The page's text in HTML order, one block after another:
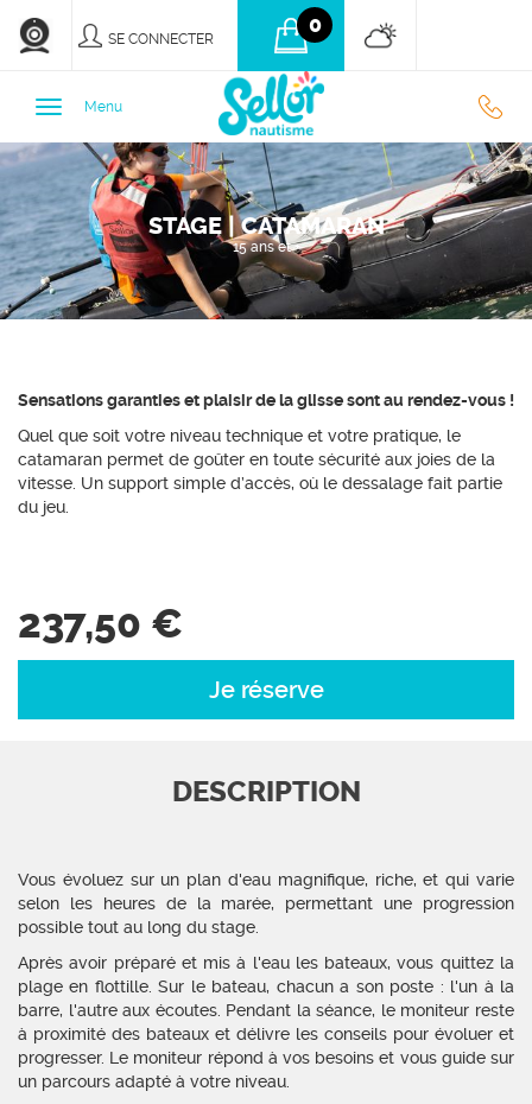
SE CONNECTER
0
Menu
STAGE | CATAMARAN
15 ans et +
Sensations garanties et plaisir de la glisse sont au rendez-vous !
Quel que soit votre niveau technique et votre pratique, le
catamaran permet de goûter en toute sécurité aux joies de la
vitesse. Un support simple d’accès, où le dessalage fait partie
du jeu.
237,50 €
Je réserve
DESCRIPTION
Vous évoluez sur un plan d'eau magnifique, riche, et qui varie
selon les heures de la marée, permettant une progression
possible tout au long du stage.
Après avoir préparé et mis à l'eau les bateaux, vous quittez la
plage en flottille. Sur le bateau, chacun a son poste : l'un à la
barre, l'autre aux écoutes. Pendant la séance, le moniteur reste
à proximité des bateaux et délivre les conseils pour évoluer et
progresser. Le moniteur répond à vos besoins et vous guide sur
un parcours adapté à votre niveau.